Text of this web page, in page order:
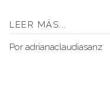
LEER MÁS...
Por